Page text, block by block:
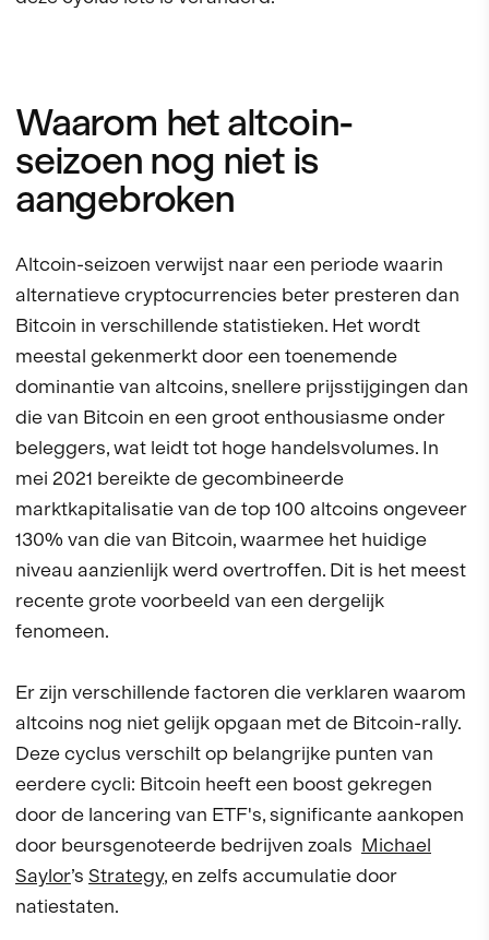
Waarom het altcoin-
seizoen nog niet is
aangebroken
Altcoin-seizoen verwijst naar een periode waarin
alternatieve cryptocurrencies beter presteren dan
Bitcoin in verschillende statistieken. Het wordt
meestal gekenmerkt door een toenemende
dominantie van altcoins, snellere prijsstijgingen dan
die van Bitcoin en een groot enthousiasme onder
beleggers, wat leidt tot hoge handelsvolumes. In
mei 2021 bereikte de gecombineerde
marktkapitalisatie van de top 100 altcoins ongeveer
130% van die van Bitcoin, waarmee het huidige
niveau aanzienlijk werd overtroffen. Dit is het meest
recente grote voorbeeld van een dergelijk
fenomeen.
Er zijn verschillende factoren die verklaren waarom
altcoins nog niet gelijk opgaan met de Bitcoin-rally.
Deze cyclus verschilt op belangrijke punten van
eerdere cycli: Bitcoin heeft een boost gekregen
door de lancering van ETF's, significante aankopen
door beursgenoteerde bedrijven zoals Michael
Saylor’s Strategy, en zelfs accumulatie door
natiestaten.